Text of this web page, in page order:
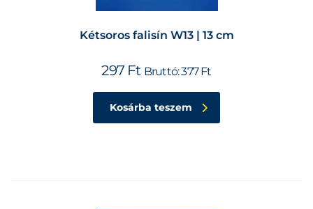
Kétsoros falisín W13 | 13 cm
297 Ft Bruttó:377Ft
Kosárba teszem